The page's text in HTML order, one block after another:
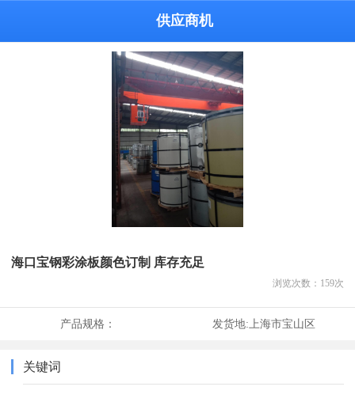
供应商机
海口宝钢彩涂板颜色订制 库存充足
浏览次数： 159次
产品规格： 发货地:上海市宝山区
关键词